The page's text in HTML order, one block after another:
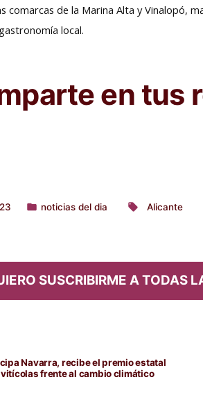
comarcas de la Marina Alta y Vinalopó,
local.
en tus
Publicado
noticias del dia
Etiquetas:
Alicante
SUSCRIBIRME A TODAS
Navarra, recibe el premio estatal
vitícolas frente al cambio climático